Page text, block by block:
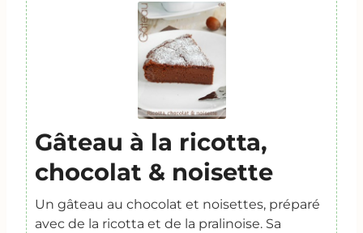
Gâteau à la ricotta,
chocolat & noisette
Un gâteau au chocolat et noisettes, préparé
avec de la ricotta et de la pralinoise. Sa